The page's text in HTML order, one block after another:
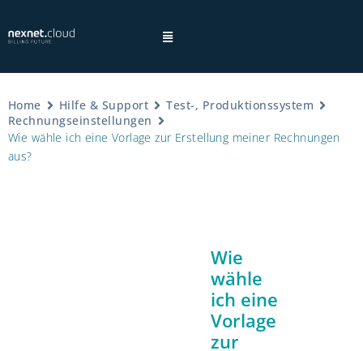
Home Hilfe & Support
Test-, Produktionssystem
Rechnungseinstellungen
Wie wähle ich eine Vorlage zur Erstellung meiner Rechnungen
aus?
Wie
wähle
ich eine
Vorlage
zur
×
Datenschutzhinweisen